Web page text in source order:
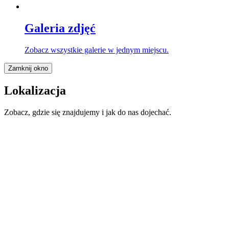
Galeria zdjęć
Zobacz wszystkie galerie w jednym miejscu.
Zamknij okno
Lokalizacja
Zobacz, gdzie się znajdujemy i jak do nas dojechać.